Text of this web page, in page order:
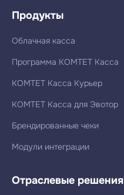
Продукты
Облачная касса
Программа КОМТЕТ Касса
КОМТЕТ Касса Курьер
КОМТЕТ Касса для Эвотор
Брендированные чеки
Модули интеграции
Отраслевые решения